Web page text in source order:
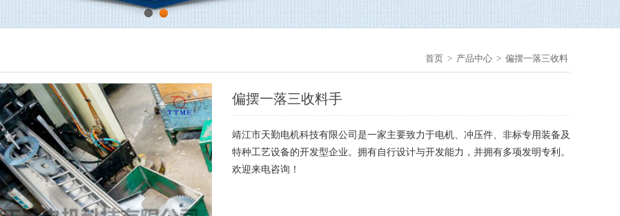
首页 > 产品中心 > 偏摆一落三收料
偏摆一落三收料手
靖江市天勤电机科技有限公司是一家主要致力于电机、冲压件、非标专用装备及
特种工艺设备的开发型企业。拥有自行设计与开发能力，并拥有多项发明专利。
欢迎来电咨询！